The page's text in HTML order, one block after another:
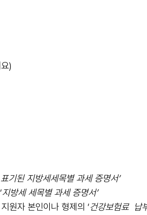
)
기된 지방세세목별 과세 증명서’
지방세 세목별 과세 증명서’
지원자 본인이나 형제의 ‘건강보험료 납